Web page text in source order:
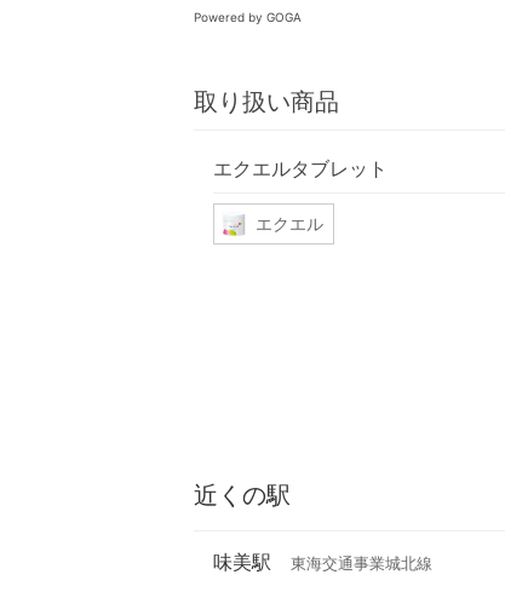
Powered by GOGA
取り扱い商品
エクエルタブレット
エクエル
近くの駅
味美駅 東海交通事業城北線